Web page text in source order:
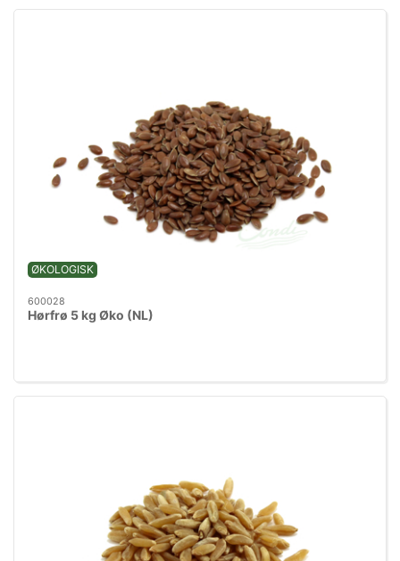
ØKOLOGISK
600028
Hørfrø 5 kg Øko (NL)